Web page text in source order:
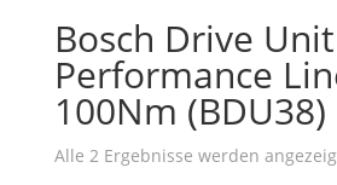
Bosch Drive Unit
Performance
100Nm (BDU38)
Alle 2 Ergebnisse werden